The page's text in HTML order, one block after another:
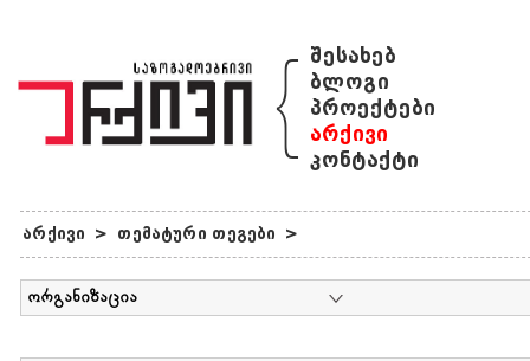
{ შესახებ
ბლოგი
პროექტები
არქივი
კონტაქტი
არქივი > თემატური თეგები >
ორგანიზაცია